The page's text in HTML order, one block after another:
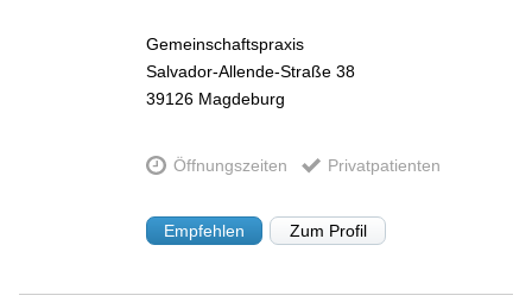
Gemeinschaftspraxis
Salvador-Allende-Straße 38
39126 Magdeburg
Öffnungszeiten Privatpatienten
Empfehlen Zum Profil